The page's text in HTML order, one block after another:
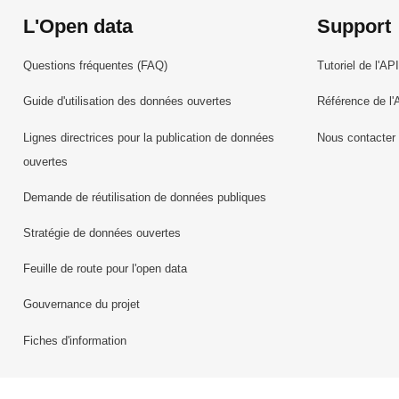
L'Open data
Questions fréquentes (FAQ)
Guide d'utilisation des données ouvertes
Lignes directrices pour la publication de données
ouvertes
Demande de réutilisation de données publiques
Stratégie de données ouvertes
Feuille de route pour l'open data
Gouvernance du projet
Fiches d'information
Support
Tutoriel de l'API
Référence de
Nous contacter